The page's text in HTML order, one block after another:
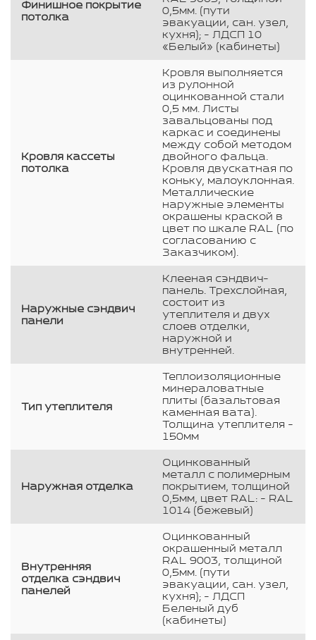
Финишное покрытие
потолка
0,5мм. (пути
эвакуации, сан. узел,
кухня); - ЛДСП 10
«Белый» (кабинеты)
Кровля кассеты
потолка
Кровля выполняется
из рулонной
оцинкованной стали
0,5 мм. Листы
завальцованы под
каркас и соединены
между собой методом
двойного фальца.
Кровля двускатная по
коньку, малоуклонная.
Металлические
наружные элементы
окрашены краской в
цвет по шкале RAL (по
согласованию с
Заказчиком).
Наружные сэндвич
панели
Клееная сэндвич-
панель. Трехслойная,
состоит из
утеплителя и двух
слоев отделки,
наружной и
внутренней.
Тип утеплителя
Теплоизоляционные
минераловатные
плиты (базальтовая
каменная вата).
Толщина утеплителя -
150мм
Наружная отделка
Оцинкованный
металл с полимерным
покрытием, толщиной
0,5мм, цвет RAL: - RAL
1014 (бежевый)
Внутренняя
отделка сэндвич
панелей
Оцинкованный
окрашенный металл
RAL 9003, толщиной
0,5мм. (пути
эвакуации, сан. узел,
кухня); - ЛДСП
Беленый дуб
(кабинеты)